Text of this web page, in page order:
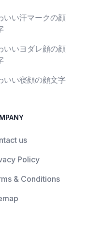
いい汗マークの顔
いいヨダレ顔の顔
いい寝顔の顔文字
us
Policy
& Conditions